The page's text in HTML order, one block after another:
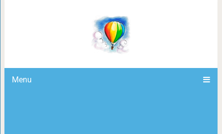
Menu
18 фото малышей животных,
меньше умиления, чем